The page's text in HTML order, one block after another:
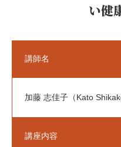
ご利用前の準備
館内図
い健
講師名
加藤 志佳子（Kato
講座内容